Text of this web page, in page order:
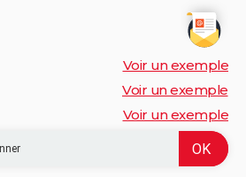
Voir un exemple
Voir un exemple
Voir un exemple